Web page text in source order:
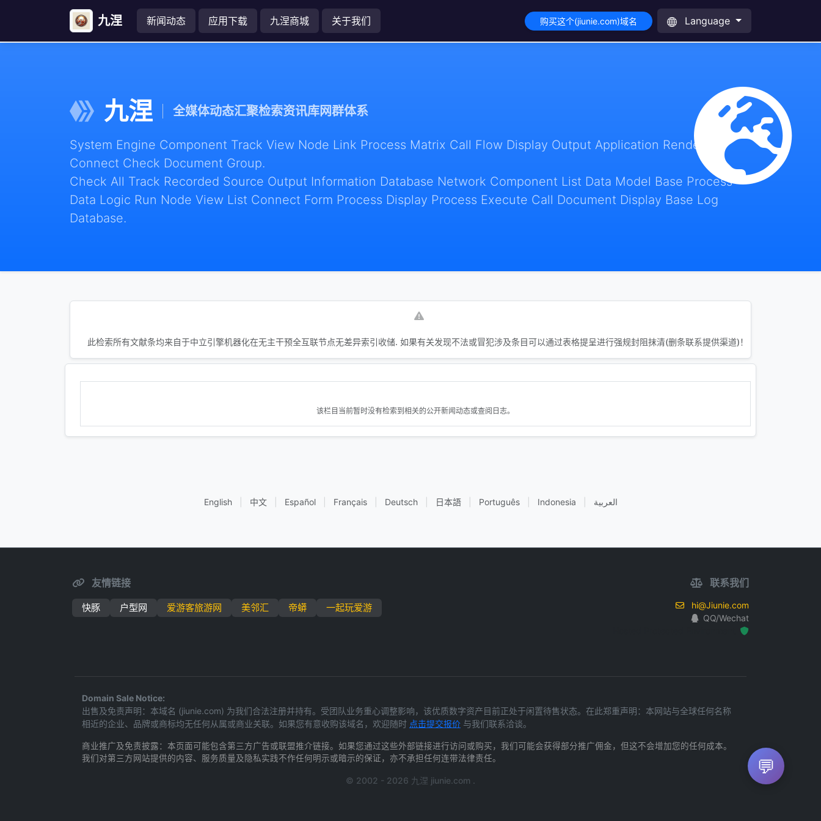
九涅 新闻动态 应用下载 九涅商城 关于我们 购买这个(jiunie.com)域名 Language
九涅 全媒体动态汇聚检索资讯库网群体系
System Engine Component Track View Node Link Process Matrix Call Flow Display Output Application Render
Connect Check Document Group.
Check All Track Recorded Source Output Information Database Network Component List Data Model Base Process
Data Logic Run Node View List Connect Form Process Display Process Execute Call Document Display Base Log
Database.
此检索所有文献条均来自于中立引擎机器化在无主干预全互联节点无差异索引收储. 如果有关发现不法或冒犯涉及条目可以通过表格提呈进行强规封阻抹清(删条联系提供渠道)！
该栏目当前暂时没有检索到相关的公开新闻动态或查阅日志。
English 中文 Español Français Deutsch 日本語 Português Indonesia العربية
友情链接
快豚 户型网 爱游客旅游网 美邻汇 帝蟒 一起玩爱游
联系我们
hi@Jiunie.com
QQ/Wechat
Domain Sale Notice:
出售及免责声明：本域名 (jiunie.com) 为我们合法注册并持有。受团队业务重心调整影响，该优质数字资产目前正处于闲置待售状态。在此郑重声明：本网站与全球任何名称
相近的企业、品牌或商标均无任何从属或商业关联。如果您有意收购该域名，欢迎随时 点击提交报价 与我们联系洽谈。
商业推广及免责披露：本页面可能包含第三方广告或联盟推介链接。如果您通过这些外部链接进行访问或购买，我们可能会获得部分推广佣金，但这不会增加您的任何成本。
我们对第三方网站提供的内容、服务质量及隐私实践不作任何明示或暗示的保证，亦不承担任何连带法律责任。
© 2002 - 2026 九涅 jiunie.com .
💬